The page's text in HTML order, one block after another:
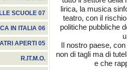
SCUOLE 07
IN ITALIA 06
APERTI 05
R.IT.M.O.
lirica, la musica
teatro, con il
politiche pubbliche
Il nostro paese,
non di tagli ma di
e che